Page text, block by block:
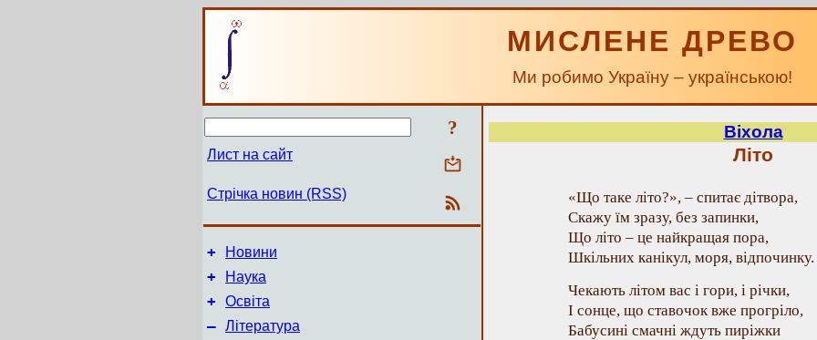
МИСЛЕНЕ ДРЕВО
Ми робимо Україну – українською!
?
Лист на сайт
Стрічка новин (RSS)
+ Новини
+ Наука
+ Освіта
– Література
Віхола
Літо
«Що таке літо?», – спитає дітвора,
Скажу їм зразу, без запинки,
Що літо – це найкращая пора,
Шкільних канікул, моря, відпочинку.
Чекають літом вас і гори, і річки,
І сонце, що ставочок вже прогріло,
Бабусині смачні ждуть пиріжки